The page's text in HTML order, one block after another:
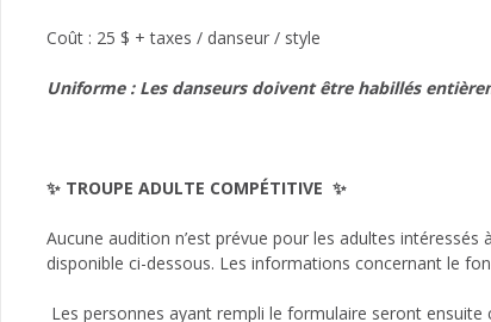
Coût : 25 $ + taxes / danseur / style
Uniforme : Les danseurs doivent être habillés
✨ TROUPE ADULTE COMPÉTITIVE ✨
Aucune audition n’est prévue pour les adultes
disponible ci-dessous. Les informations concernant le
Les personnes ayant rempli le formulaire seront ensuite